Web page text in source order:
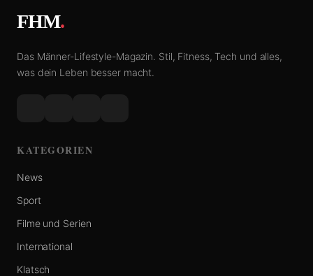
FHM.
Das Männer-Lifestyle-Magazin. Stil, Fitness, Tech und alles,
was dein Leben besser macht.
KATEGORIEN
News
Sport
Filme und Serien
International
Klatsch